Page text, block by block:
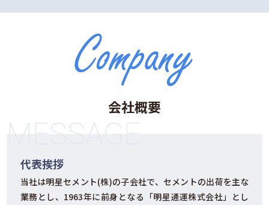
会社概要
MESSAGE
代表挨拶
当社は明星セメント(株)の子会社で、セメントの出荷を主な
業務とし、1963年に前身となる「明星通運株式会社」とし